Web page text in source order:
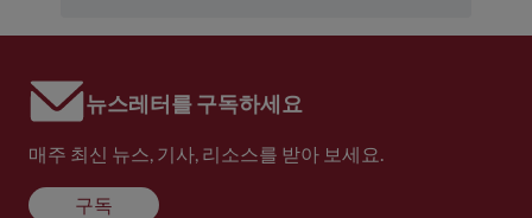
뉴스레터를 구독하세요
매주 최신 뉴스, 기사, 리소스를 받아 보세요.
구독